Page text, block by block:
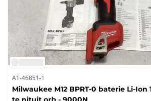
A1-46851-1
Milwaukee M12 BPRT-0 baterie Li-Ion